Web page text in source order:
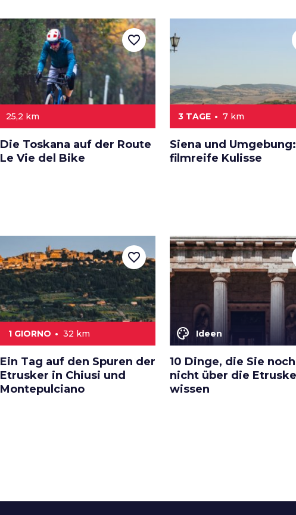
25,2 km
Die Toskana auf der Route
Le Vie del Bike
favorite_border
3 TAGE 7 km
Siena und
filmreife Kulisse
1 GIORNO 32 km
Ein Tag auf den Spuren der
Etrusker in Chiusi und
Montepulciano
favorite_border
color_lens Ideen
10 Dinge, die Sie noch
nicht über die
wissen